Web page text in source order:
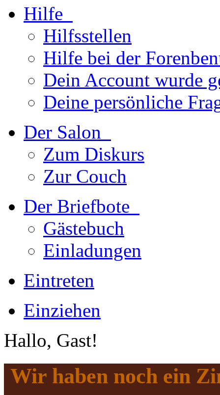
Hilfe
Hilfsstellen
Hilfe bei der
Dein Account wurde
Deine persönliche
Der Salon
Zum Diskurs
Zur Couch
Der Briefbote
Gästebuch
Einladungen
Eintreten
Einziehen
Hallo, Gast!
Wir haben noch ein